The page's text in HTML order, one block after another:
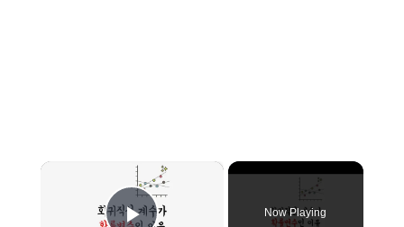
×
Now Playing